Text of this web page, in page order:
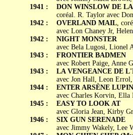
1941 :
1942 :
1942 :
1943 :
1943 :
1944 :
1945 :
1946 :
DON WINSLOW DE
coréal. R. Taylor avec
OVERLAND MAIL,
avec Lon Chaney Jr,
NIGHT MONSTER
avec Bela Lugosi, Lionel
FRONTIER BADMEN
avec Robert Paige, Anne
LA VENGEANCE DE
avec Jon Hall, Leon Errol,
ENTER ARSÈNE LUPIN
avec Charles Korvin, Ella
EASY TO LOOK AT
avec Gloria Jean, Kirby
SIX GUN SERENADE
avec Jimmy Wakely, Lee